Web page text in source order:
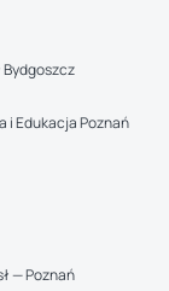
Bydgoszcz
i Edukacja Poznań
— Poznań